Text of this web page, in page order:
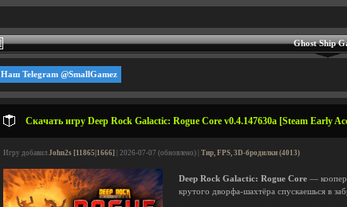
Ghost Ship
Наш Telegram @SmallGamez
Скачать игру Deep Rock Galactic: Rogue Core v0.4.147630a [Steam Early
Игру добавил John2s [11865|1666] | 2026-07-07 (обновлено) | Тир, FPS, 3D-бродилки (4013)
Deep Rock Galactic: Rogue Core —
крутого дворфа-шахтёра спускаешься в